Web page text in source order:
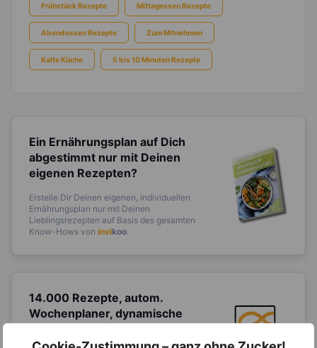
Frühstück Rezepte Mittagessen Rezepte
Abendessen Rezepte Zum Mitnehmen
Kalte Küche 5 bis 10 Minuten Rezepte
Ein Ernährungsplan auf Dich
abgestimmt nur mit Deinen
eigenen Rezepten?
Erstelle Dir Deinen eigenen, individuellen
Ernährungsplan nur mit Deinen
Lieblingsrezepten auf Basis des gesamten
Know-Hows von invikoo
14.000 Rezepte, autom.
Wochenplaner, dynamische